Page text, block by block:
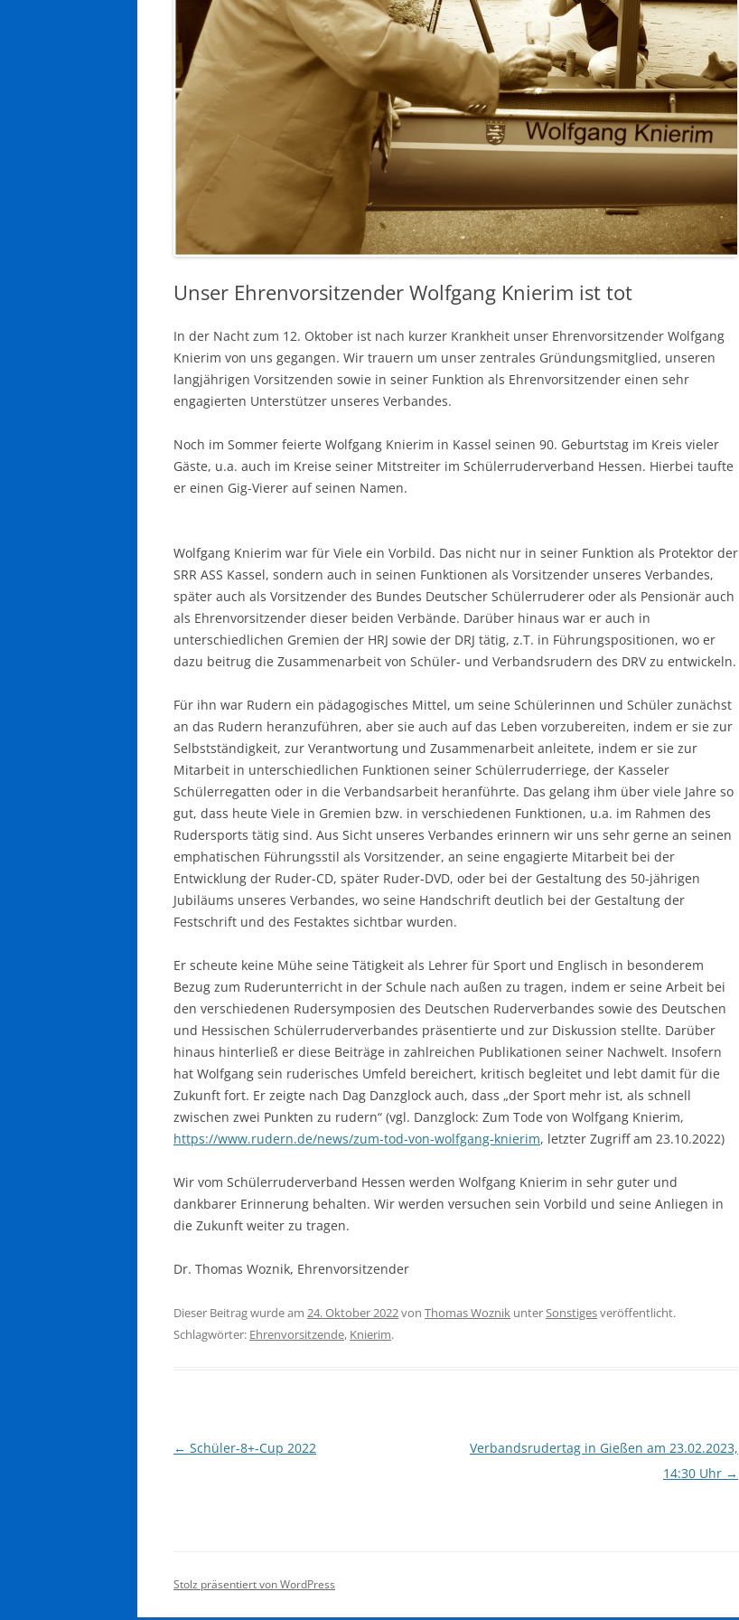
Unser Ehrenvorsitzender Wolfgang Knierim ist tot
In der Nacht zum 12. Oktober ist nach kurzer Krankheit unser Ehrenvorsitzender Wolfgang
Knierim von uns gegangen. Wir trauern um unser zentrales Gründungsmitglied, unseren
langjährigen Vorsitzenden sowie in seiner Funktion als Ehrenvorsitzender einen sehr
engagierten Unterstützer unseres Verbandes.
Noch im Sommer feierte Wolfgang Knierim in Kassel seinen 90. Geburtstag im Kreis vieler
Gäste, u.a. auch im Kreise seiner Mitstreiter im Schülerruderverband Hessen. Hierbei taufte
er einen Gig-Vierer auf seinen Namen.
Wolfgang Knierim war für Viele ein Vorbild. Das nicht nur in seiner Funktion als Protektor der
SRR ASS Kassel, sondern auch in seinen Funktionen als Vorsitzender unseres Verbandes,
später auch als Vorsitzender des Bundes Deutscher Schülerruderer oder als Pensionär auch
als Ehrenvorsitzender dieser beiden Verbände. Darüber hinaus war er auch in
unterschiedlichen Gremien der HRJ sowie der DRJ tätig, z.T. in Führungspositionen, wo er
dazu beitrug die Zusammenarbeit von Schüler- und Verbandsrudern des DRV zu entwickeln.
Für ihn war Rudern ein pädagogisches Mittel, um seine Schülerinnen und Schüler zunächst
an das Rudern heranzuführen, aber sie auch auf das Leben vorzubereiten, indem er sie zur
Selbstständigkeit, zur Verantwortung und Zusammenarbeit anleitete, indem er sie zur
Mitarbeit in unterschiedlichen Funktionen seiner Schülerruderriege, der Kasseler
Schülerregatten oder in die Verbandsarbeit heranführte. Das gelang ihm über viele Jahre so
gut, dass heute Viele in Gremien bzw. in verschiedenen Funktionen, u.a. im Rahmen des
Rudersports tätig sind. Aus Sicht unseres Verbandes erinnern wir uns sehr gerne an seinen
emphatischen Führungsstil als Vorsitzender, an seine engagierte Mitarbeit bei der
Entwicklung der Ruder-CD, später Ruder-DVD, oder bei der Gestaltung des 50-jährigen
Jubiläums unseres Verbandes, wo seine Handschrift deutlich bei der Gestaltung der
Festschrift und des Festaktes sichtbar wurden.
Er scheute keine Mühe seine Tätigkeit als Lehrer für Sport und Englisch in besonderem
Bezug zum Ruderunterricht in der Schule nach außen zu tragen, indem er seine Arbeit bei
den verschiedenen Rudersymposien des Deutschen Ruderverbandes sowie des Deutschen
und Hessischen Schülerruderverbandes präsentierte und zur Diskussion stellte. Darüber
hinaus hinterließ er diese Beiträge in zahlreichen Publikationen seiner Nachwelt. Insofern
hat Wolfgang sein ruderisches Umfeld bereichert, kritisch begleitet und lebt damit für die
Zukunft fort. Er zeigte nach Dag Danzglock auch, dass „der Sport mehr ist, als schnell
zwischen zwei Punkten zu rudern“ (vgl. Danzglock: Zum Tode von Wolfgang Knierim,
https://www.rudern.de/news/zum-tod-von-wolfgang-knierim, letzter Zugriff am 23.10.2022)
Wir vom Schülerruderverband Hessen werden Wolfgang Knierim in sehr guter und
dankbarer Erinnerung behalten. Wir werden versuchen sein Vorbild und seine Anliegen in
die Zukunft weiter zu tragen.
Dr. Thomas Woznik, Ehrenvorsitzender
Dieser Beitrag wurde am 24. Oktober 2022von Thomas Woznik unterSonstigesveröffentlicht.
Schlagwörter: Ehrenvorsitzende, Knierim.
Beitragsnavigation
← Schüler-8+-Cup 2022
Verbandsrudertag in Gießen am 23.02.2023,
14:30 Uhr →
Stolz präsentiert von WordPress